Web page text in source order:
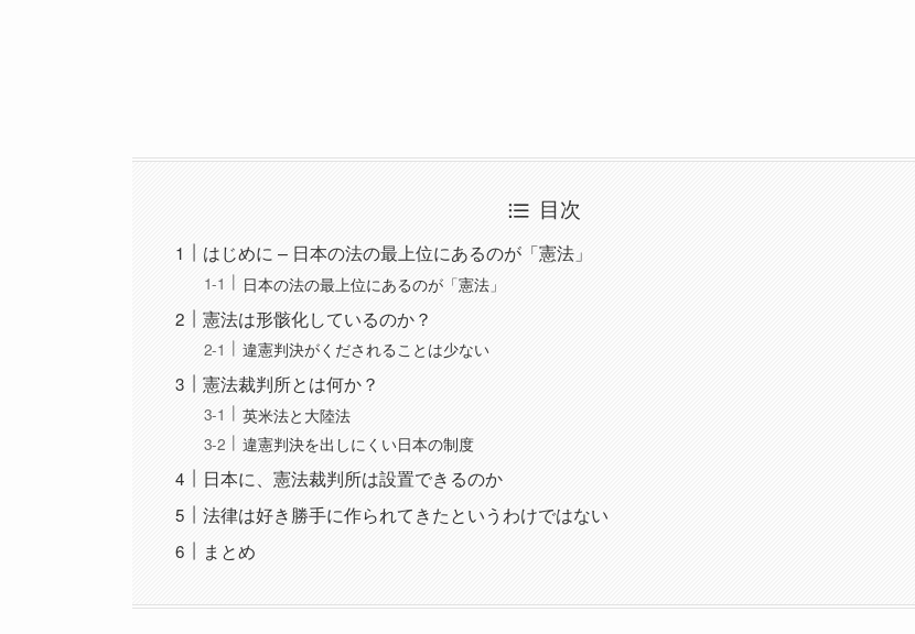
目次
はじめに – 日本の法の最上位にあるのが「憲法」
日本の法の最上位にあるのが「憲法」
憲法は形骸化しているのか？
違憲判決がくだされることは少ない
憲法裁判所とは何か？
英米法と大陸法
違憲判決を出しにくい日本の制度
日本に、憲法裁判所は設置できるのか
法律は好き勝手に作られてきたというわけではない
まとめ